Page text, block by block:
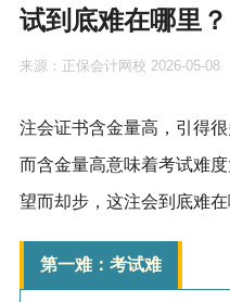
试到底难在哪里？
来源： 正保会计网校 2026-05-08
注会证书含金量高，引得
而含金量高意味着考试难
望而却步，这注会到底难在
第一难：考试难